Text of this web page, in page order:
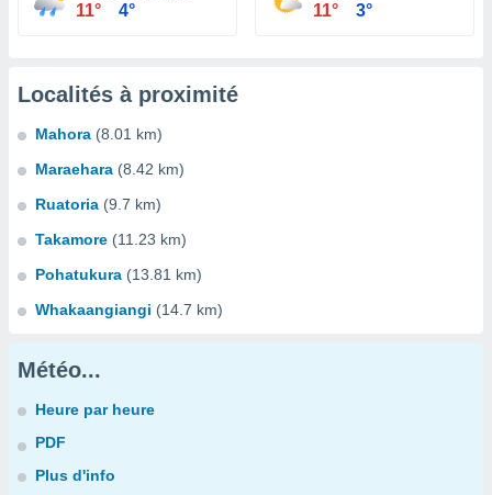
11° 4° 11° 3°
Localités à proximité
Mahora (8.01 km)
Maraehara (8.42 km)
Ruatoria (9.7 km)
Takamore (11.23 km)
Pohatukura (13.81 km)
Whakaangiangi (14.7 km)
Météo...
Heure par heure
PDF
Plus d'info